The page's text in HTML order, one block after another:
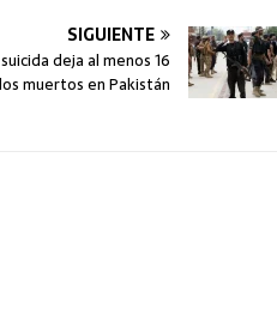
SIGUIENTE
deja al menos 16
muertos en Pakistán